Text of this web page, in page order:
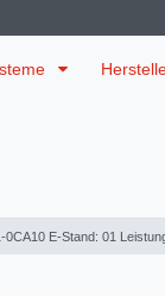
0CA10 E-Stand: 01